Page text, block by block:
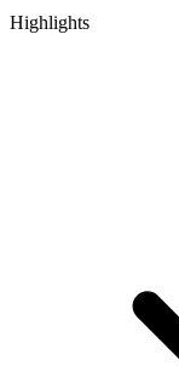
Highlights